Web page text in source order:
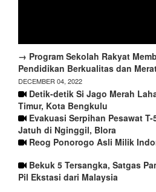
→ Program Sekolah Rakyat
Pendidikan Berkualitas dan
DECEMBER 04, 2022
Detik-detik Si Jago Merah
Timur, Kota Bengkulu
Evakuasi Serpihan Pesawat
Jatuh di Nginggil, Blora
Reog Ponorogo Asli Milik
Bekuk 5 Tersangka, Satgas
Pil Ekstasi dari Malaysia